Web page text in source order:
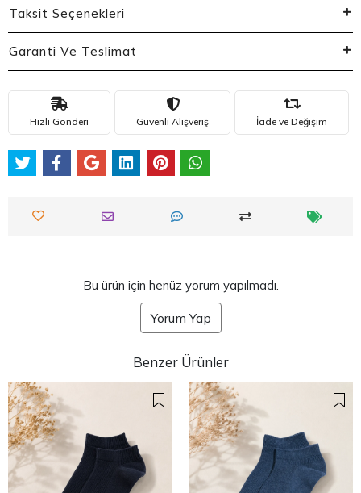
Taksit Seçenekleri
Garanti Ve Teslimat
Hızlı Gönderi Güvenli Alışveriş İade ve Değişim
Bu ürün için henüz yorum yapılmadı.
Yorum Yap
Benzer Ürünler